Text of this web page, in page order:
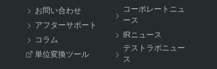
お問い合わせ
アフターサポート
コラム
単位変換ツール
コーポレートニュ
ース
IRニュース
テストラボニュー
ス